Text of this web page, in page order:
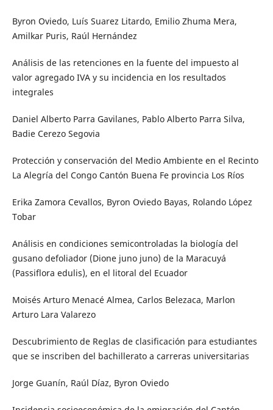
Byron Oviedo, Luís Suarez Litardo, Emilio Zhuma Mera,
Amilkar Puris, Raúl Hernández
Análisis de las retenciones en la fuente del impuesto al
valor agregado IVA y su incidencia en los resultados
integrales
Daniel Alberto Parra Gavilanes, Pablo Alberto Parra Silva,
Badie Cerezo Segovia
Protección y conservación del Medio Ambiente en el Recinto
La Alegría del Congo Cantón Buena Fe provincia Los Ríos
Erika Zamora Cevallos, Byron Oviedo Bayas, Rolando López
Tobar
Análisis en condiciones semicontroladas la biología del
gusano defoliador (Dione juno juno) de la Maracuyá
(Passiflora edulis), en el litoral del Ecuador
Moisés Arturo Menacé Almea, Carlos Belezaca, Marlon
Arturo Lara Valarezo
Descubrimiento de Reglas de clasificación para estudiantes
que se inscriben del bachillerato a carreras universitarias
Jorge Guanín, Raúl Díaz, Byron Oviedo